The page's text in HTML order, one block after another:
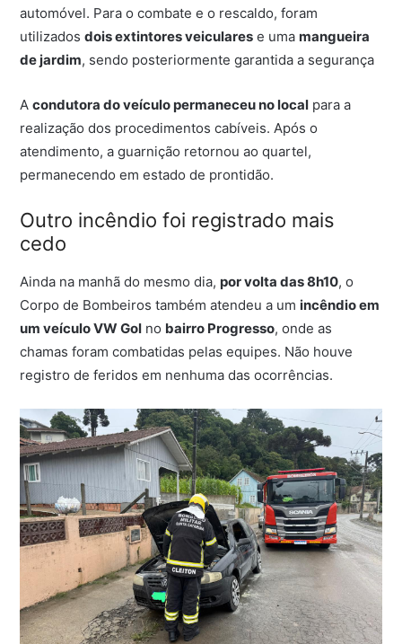
automóvel. Para o combate e o rescaldo, foram
utilizadosdois extintores veiculares e uma mangueira
de jardim, sendo posteriormente garantida a segurança
Acondutora do veículo permaneceu no local para a
realização dos procedimentos cabíveis. Após o
atendimento, a guarnição retornou ao quartel,
permanecendo em estado de prontidão.
Outro incêndio foi registrado mais
cedo
Ainda na manhã do mesmo dia, por volta das 8h10, o
Corpo de Bombeiros também atendeu a um incêndio em
um veículo VW Gol no bairro Progresso, onde as
chamas foram combatidas pelas equipes. Não houve
registro de feridos em nenhuma das ocorrências.